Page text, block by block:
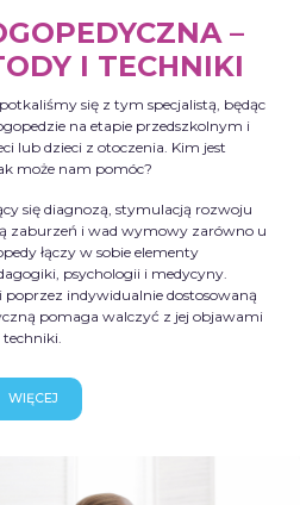
–
I TECHNIKI
się z tym specjalistą, będąc
na etapie przedszkolnym i
lub dzieci z otoczenia. Kim jest
może nam pomóc?
się diagnozą, stymulacją rozwoju
zaburzeń i wad wymowy zarówno u
łączy w sobie elementy
psychologii i medycyny.
indywidualnie dostosowaną
pomaga walczyć z jej objawami
WIĘCEJ